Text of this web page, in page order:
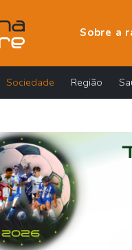
Sobre a
Sociedade Região